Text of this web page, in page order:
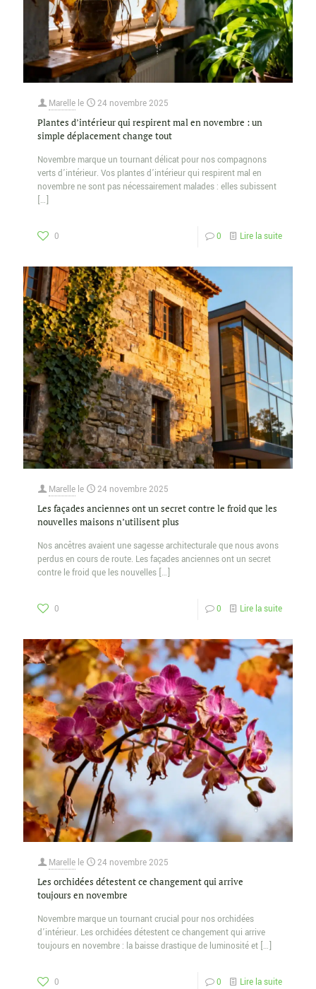
Marelle le 24 novembre 2025
Plantes d’intérieur qui respirent mal en novembre : un
simple déplacement change tout
Novembre marque un tournant délicat pour nos compagnons
verts d’intérieur. Vos plantes d’intérieur qui respirent mal en
novembre ne sont pas nécessairement malades : elles subissent
[…]
0 0 Lire la suite
Marelle le 24 novembre 2025
Les façades anciennes ont un secret contre le froid que les
nouvelles maisons n’utilisent plus
Nos ancêtres avaient une sagesse architecturale que nous avons
perdus en cours de route. Les façades anciennes ont un secret
contre le froid que les nouvelles […]
0 0 Lire la suite
Marelle le 24 novembre 2025
Les orchidées détestent ce changement qui arrive
toujours en novembre
Novembre marque un tournant crucial pour nos orchidées
d’intérieur. Les orchidées détestent ce changement qui arrive
toujours en novembre : la baisse drastique de luminosité et […]
0 0 Lire la suite